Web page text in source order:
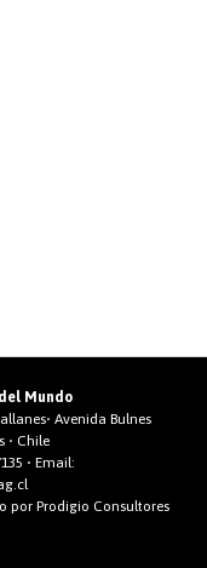
Mundo
Avenida Bulnes
• Chile
• Email:
por Prodigio Consultores